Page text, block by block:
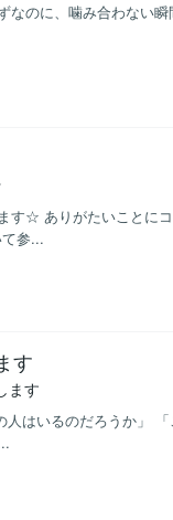
なのに、噛み合わない
す☆ ありがたいことに
参...
す
ます
はいるのだろうか」